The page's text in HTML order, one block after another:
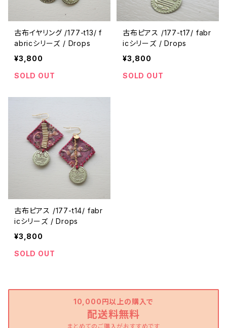
古布イヤリング /177-t13/ f
abricシリーズ / Drops
¥3,800
SOLD OUT
古布ピアス /177-t17/ fabr
icシリーズ / Drops
¥3,800
SOLD OUT
古布ピアス /177-t14/ fabr
icシリーズ / Drops
¥3,800
SOLD OUT
10,000円以上の購入で
配送料無料
まとめてのご購入がおすすめです